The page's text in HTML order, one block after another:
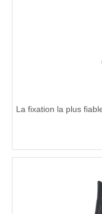
La fixation la plus